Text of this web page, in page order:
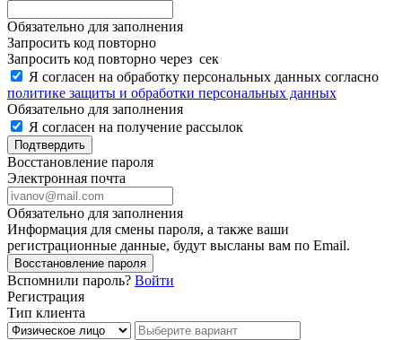
Обязательно для заполнения
Запросить код повторно
Запросить код повторно через сек
Я согласен на обработку персональных данных согласно
политике защиты и обработки персональных данных
Обязательно для заполнения
Я согласен на получение рассылок
Подтвердить
Восстановление пароля
Электронная почта
Обязательно для заполнения
Информация для смены пароля, а также ваши
регистрационные данные, будут высланы вам по Email.
Восстановление пароля
Вспомнили пароль? Войти
Регистрация
Тип клиента